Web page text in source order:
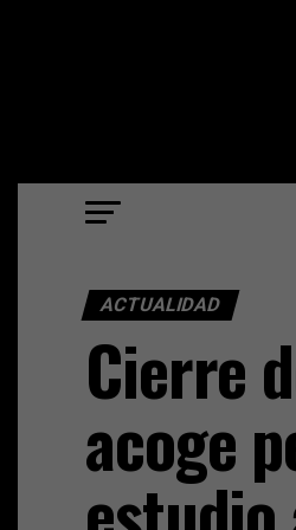
ACTUALIDAD
Cierre
acoge